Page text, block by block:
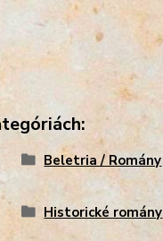
Beletria / Romány
Historické romány